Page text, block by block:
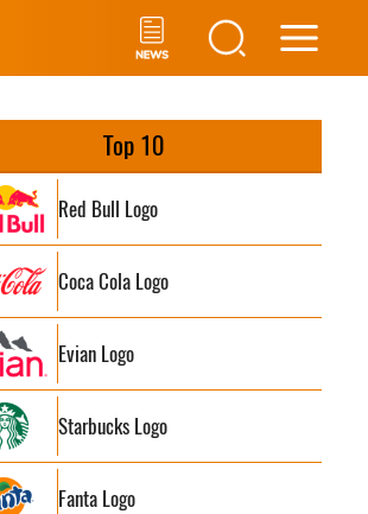
Top 10
Red Bull Logo
Coca Cola Logo
Evian Logo
Starbucks Logo
Fanta Logo